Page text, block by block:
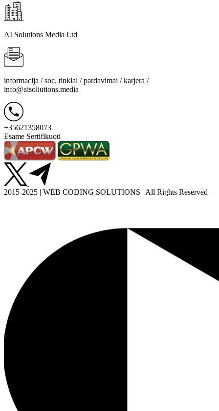
AI Solutions Media Ltd
informacija / soc. tinklai / pardavimai / karjera /
info@aisoliutions.media
+35621358073
Esame Sertifikuoti
2015-2025 | WEB CODING SOLUTIONS | All Rights Reserved